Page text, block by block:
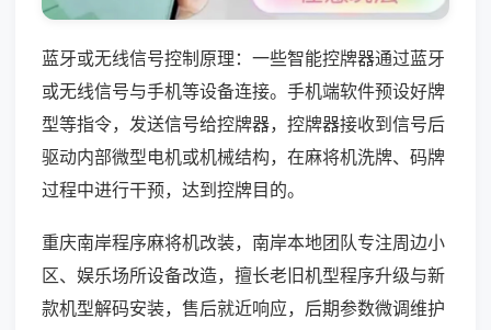
蓝牙或无线信号控制原理：一些智能控牌器通过蓝牙
或无线信号与手机等设备连接。手机端软件预设好牌
型等指令，发送信号给控牌器，控牌器接收到信号后
驱动内部微型电机或机械结构，在麻将机洗牌、码牌
过程中进行干预，达到控牌目的。
重庆南岸程序麻将机改装，南岸本地团队专注周边小
区、娱乐场所设备改造，擅长老旧机型程序升级与新
款机型解码安装，售后就近响应，后期参数微调维护